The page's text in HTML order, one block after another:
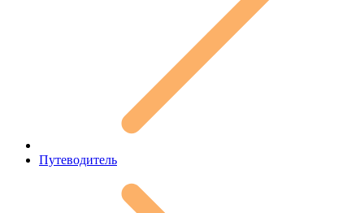
Путеводитель